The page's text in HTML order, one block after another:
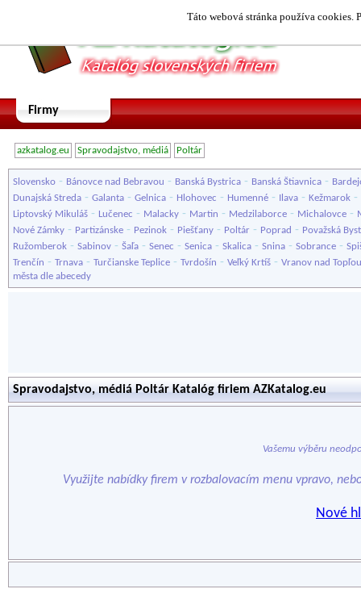
Táto webová stránka používa cookies.
Firmy
azkatalog.eu Spravodajstvo, médiá Poltár
Slovensko - Bánovce nad Bebravou - Banská Bystrica - Banská Štiavnica -
Dunajská Streda - Galanta - Gelnica - Hlohovec - Humenné - Ilava - Kežmarok -
Liptovský Mikuláš - Lučenec - Malacky - Martin - Medzilaborce - Michalovce -
Nové Zámky - Partizánske - Pezinok - Piešťany - Poltár - Poprad - Považská
Ružomberok - Sabinov - Šaľa - Senec - Senica - Skalica - Snina - Sobrance -
Trenčín - Trnava - Turčianske Teplice - Tvrdošín - Veľký Krtíš - Vranov nad Topľou
města dle abecedy
Spravodajstvo, médiá Poltár Katalóg firiem AZKatalog.eu
Vašemu výběru
Využijte nabídky firem v rozbalovacím menu vpravo,
Nové